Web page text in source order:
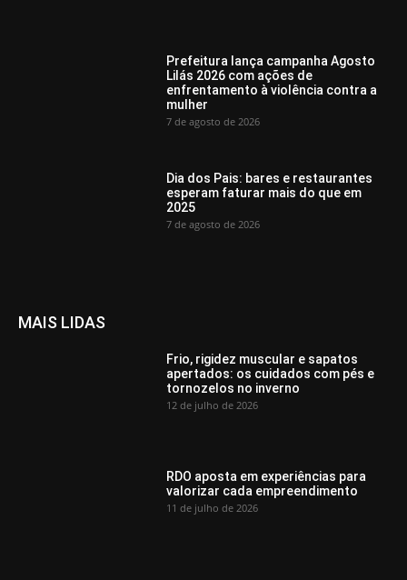
Prefeitura lança campanha Agosto
Lilás 2026 com ações de
enfrentamento à violência contra a
mulher
7 de agosto de 2026
Dia dos Pais: bares e restaurantes
esperam faturar mais do que em
2025
7 de agosto de 2026
MAIS LIDAS
Frio, rigidez muscular e sapatos
apertados: os cuidados com pés e
tornozelos no inverno
12 de julho de 2026
RDO aposta em experiências para
valorizar cada empreendimento
11 de julho de 2026